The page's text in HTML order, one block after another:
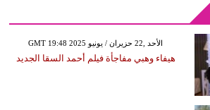
GMT 19:48 2025 الأحد ,22 حزيران / يونيو
هيفاء وهبي مفاجأة فيلم أحمد السقا الجديد